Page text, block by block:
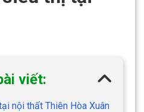
viết:
nội thất Thiên Hòa Xuân